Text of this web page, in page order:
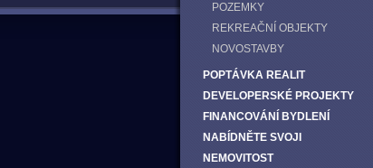
POZEMKY
REKREAČNÍ OBJEKTY
NOVOSTAVBY
POPTÁVKA REALIT
DEVELOPERSKÉ PROJEKTY
FINANCOVÁNÍ BYDLENÍ
NABÍDNĚTE SVOJI
NEMOVITOST